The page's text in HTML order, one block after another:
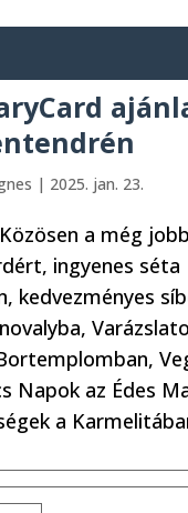
| 2025. jan. 23.
a még jobb
ingyenes séta
kedvezményes
Napok az Édes
a